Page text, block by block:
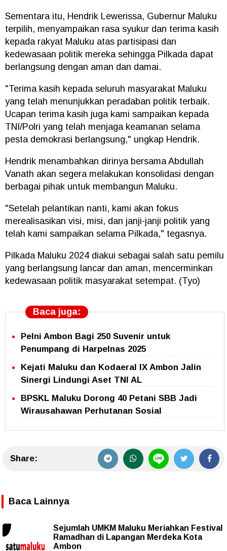
Sementara itu, Hendrik Lewerissa, Gubernur Maluku
terpilih, menyampaikan rasa syukur dan terima kasih
kepada rakyat Maluku atas partisipasi dan
kedewasaan politik mereka sehingga Pilkada dapat
berlangsung dengan aman dan damai.
"Terima kasih kepada seluruh masyarakat Maluku
yang telah menunjukkan peradaban politik terbaik.
Ucapan terima kasih juga kami sampaikan kepada
TNI/Polri yang telah menjaga keamanan selama
pesta demokrasi berlangsung," ungkap Hendrik.
Hendrik menambahkan dirinya bersama Abdullah
Vanath akan segera melakukan konsolidasi dengan
berbagai pihak untuk membangun Maluku.
"Setelah pelantikan nanti, kami akan fokus
merealisasikan visi, misi, dan janji-janji politik yang
telah kami sampaikan selama Pilkada," tegasnya.
Pilkada Maluku 2024 diakui sebagai salah satu pemilu
yang berlangsung lancar dan aman, mencerminkan
kedewasaan politik masyarakat setempat. (Tyo)
Baca juga:
Pelni Ambon Bagi 250 Suvenir untuk
Penumpang di Harpelnas 2025
Kejati Maluku dan Kodaeral IX Ambon Jalin
Sinergi Lindungi Aset TNI AL
BPSKL Maluku Dorong 40 Petani SBB Jadi
Wirausahawan Perhutanan Sosial
Share:
Baca Lainnya
Sejumlah UMKM Maluku Meriahkan Festival
Ramadhan di Lapangan Merdeka Kota
Ambon